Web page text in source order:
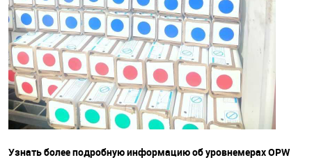
Узнать более подробную информацию об уровнемерах OPW